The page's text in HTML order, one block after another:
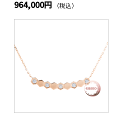
964,000円 （税込）